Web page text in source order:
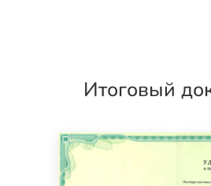
Итоговый